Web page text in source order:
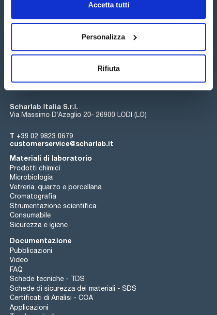
Accetta tutti
Personalizza
Rifiuta
Iscriviti alla Newsletter
Scharlab Italia S.r.l.
Via Massimo D’Azeglio 20- 26900 LODI (LO)
T +39 02 9823 0679
customerservice@scharlab.it
Materiali di laboratorio
Prodotti chimici
Microbiologia
Vetreria, quarzo e porcellana
Cromatografia
Strumentazione scientifica
Consumabile
Sicurezza e igiene
Documentazione
Pubblicazioni
Video
FAQ
Schede tecniche - TDS
Schede di sicurezza dei materiali - SDS
Certificati di Analisi - COA
Applicazioni